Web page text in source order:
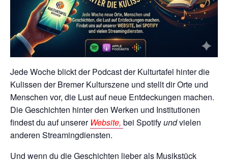
Jede Woche blickt der Podcast der Kulturtafel hinter die
Kulissen der Bremer Kulturszene und stellt dir Orte und
Menschen vor, die Lust auf neue Entdeckungen machen.
Die Geschichten hinter den Werken und Institutionen
findest du auf unserer Website, bei Spotifyundvielen
anderen Streamingdiensten.
Und wenn du die Geschichten lieber als Musikstück